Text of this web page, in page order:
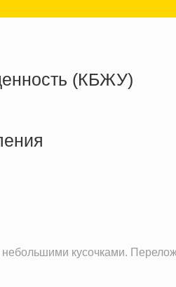
(КБЖУ)
кусочками.